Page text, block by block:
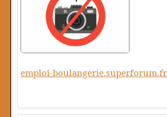
emploi-boulangerie.superforum.fr